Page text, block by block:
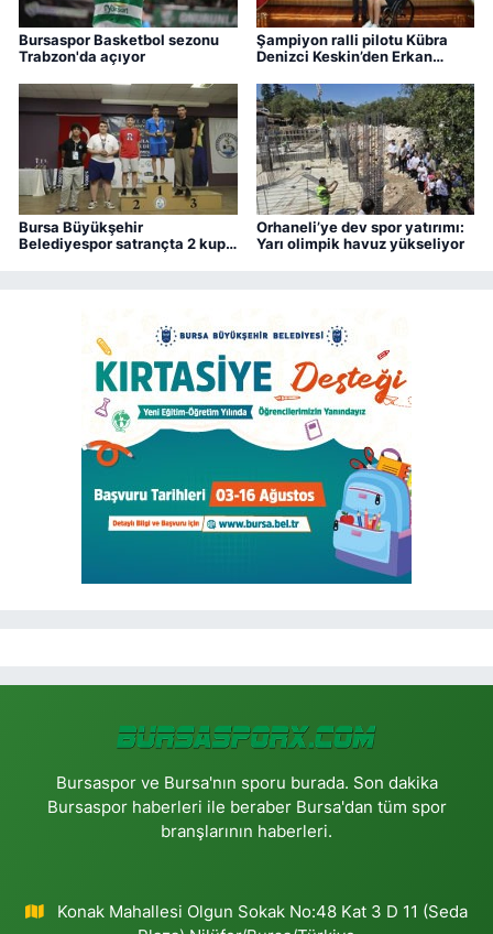
Bursaspor Basketbol sezonu
Trabzon'da açıyor
Şampiyon ralli pilotu Kübra
Denizci Keskin’den Erkan
Bursa Büyükşehir
Belediyespor satrançta 2 kupa
Orhaneli’ye dev spor yatırımı:
Yarı olimpik havuz yükseliyor
Bursaspor ve Bursa'nın sporu burada. Son dakika
Bursaspor haberleri ile beraber Bursa'dan tüm spor
branşlarının haberleri.
Konak Mahallesi Olgun Sokak No:48 Kat 3 D 11 (Seda